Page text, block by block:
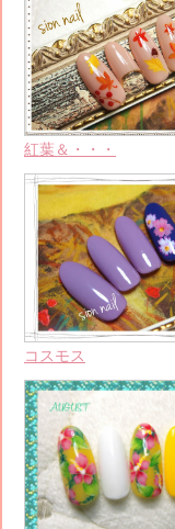
紅葉＆・・・
コスモス